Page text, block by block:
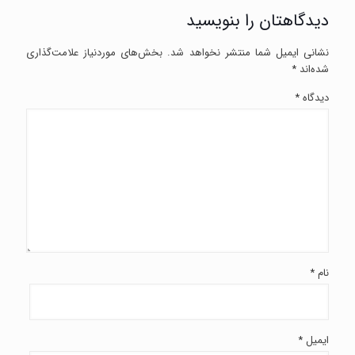
دیدگاهتان را بنویسید
نشانی ایمیل شما منتشر نخواهد شد. بخش‌های موردنیاز علامت‌گذاری
شده‌اند *
دیدگاه*
نام*
ایمیل *